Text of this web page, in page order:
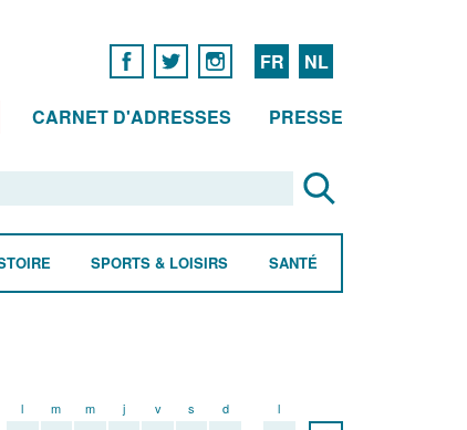
FR NL
CARNET D'ADRESSES PRESSE
SPORTS & LOISIRS SANTÉ
l m m j v s d l